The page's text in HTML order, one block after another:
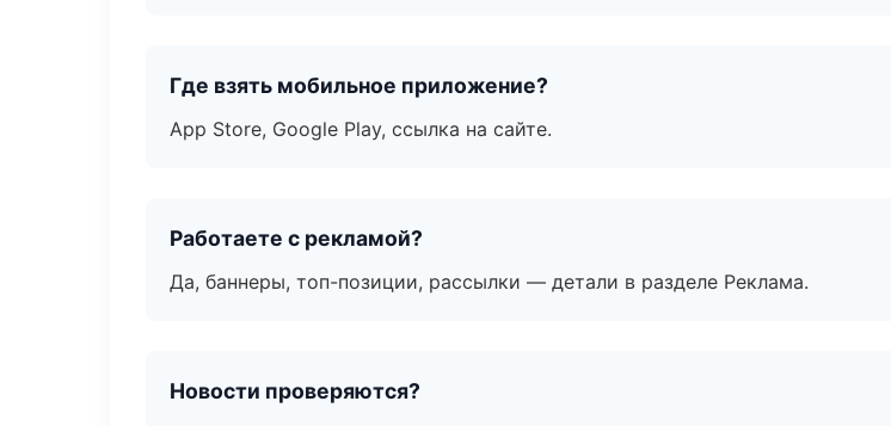
Где взять мобильное приложение?
App Store, Google Play, ссылка на сайте.
Работаете с рекламой?
Да, баннеры, топ-позиции, рассылки — детали в разделе Реклама.
Новости проверяются?